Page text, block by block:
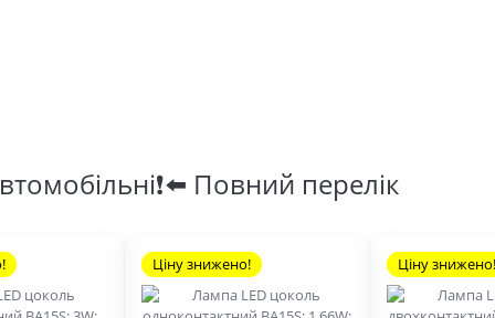
Повний перелік
Ціну знижено! Ціну знижено!